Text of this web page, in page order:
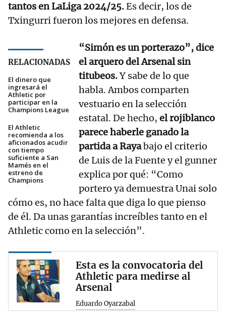
tantos en LaLiga 2024/25.Es decir, los de
Txingurri fueron los mejores en defensa.
RELACIONADAS
El dinero que
ingresará el
Athletic por
participar en la
Champions League
El Athletic
recomienda a los
aficionados acudir
con tiempo
suficiente a San
Mamés en el
estreno de
Champions
“Simón es un porterazo”, dice
el arquero del Arsenal sin
titubeos.Y sabe de lo que
habla. Ambos comparten
vestuario en la selección
estatal. De hecho, el rojiblanco
parece haberle ganado la
partida a Rayabajo el criterio
de Luis de la Fuente y el gunner
explica por qué: “Como
portero ya demuestra Unai solo
cómo es, no hace falta que diga lo que pienso
de él. Da unas garantías increíbles tanto en el
Athletic como en la selección”.
Esta es la convocatoria del
Athletic para medirse al
Arsenal
Eduardo Oyarzabal